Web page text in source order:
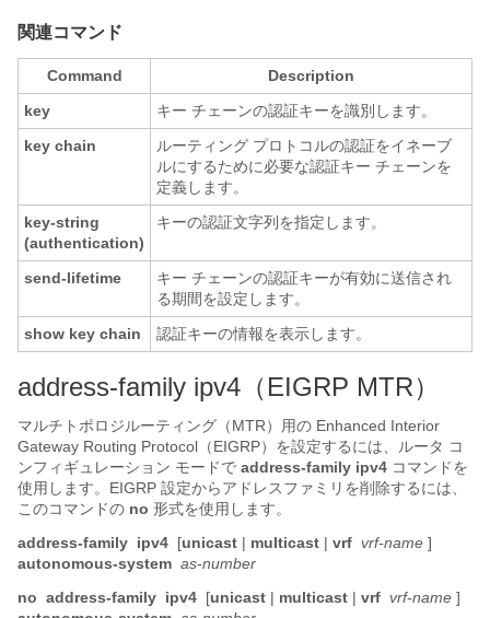
関連コマンド
Command
Description
key
キー チェーンの認証キーを識別します。
key chain
ルーティング プロトコルの認証をイネーブ
ルにするために必要な認証キー チェーンを
定義します。
key-string
(authentication)
キーの認証文字列を指定します。
send-lifetime
キー チェーンの認証キーが有効に送信され
る期間を設定します。
show key chain 認証キーの情報を表示します。
address-family ipv4（EIGRP MTR）
マルチトポロジルーティング（MTR）用の Enhanced Interior
Gateway Routing Protocol（EIGRP）を設定するには、ルータ コ
ンフィギュレーション モードで address-family ipv4 コマンドを
使用します。EIGRP 設定からアドレスファミリを削除するには、
このコマンドの no 形式を使用します。
address-family ipv4 [unicast | multicast | vrf vrf-name ]
autonomous-system as-number
no address-family ipv4 [unicast | multicast | vrf vrf-name ]